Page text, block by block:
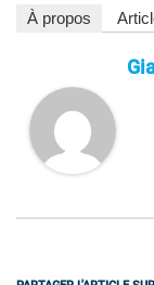
À propos